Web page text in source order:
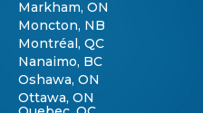
Markham, ON
Moncton, NB
Montréal, QC
Nanaimo, BC
Oshawa, ON
Ottawa, ON